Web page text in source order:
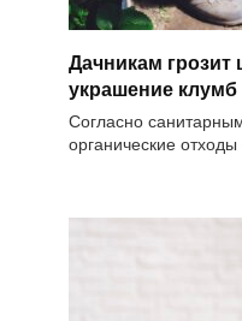
Дачникам
украшение клумб
Согласно
органические